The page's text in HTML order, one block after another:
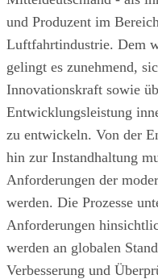
und Produzent im
Luftfahrtindustrie. Dem
gelingt es zunehmend,
Innovationskraft sowie
Entwicklungsleistung
zu entwickeln. Von der
hin zur Instandhaltung
Anforderungen der
werden. Die Prozesse
Anforderungen
werden an globalen
Verbesserung und